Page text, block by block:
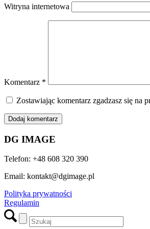
Witryna internetowa
Komentarz *
Zostawiając komentarz zgadzasz się
DG IMAGE
Telefon: +48 608 320 390
Email: kontakt@dgimage.pl
Polityka prywatności
Regulamin